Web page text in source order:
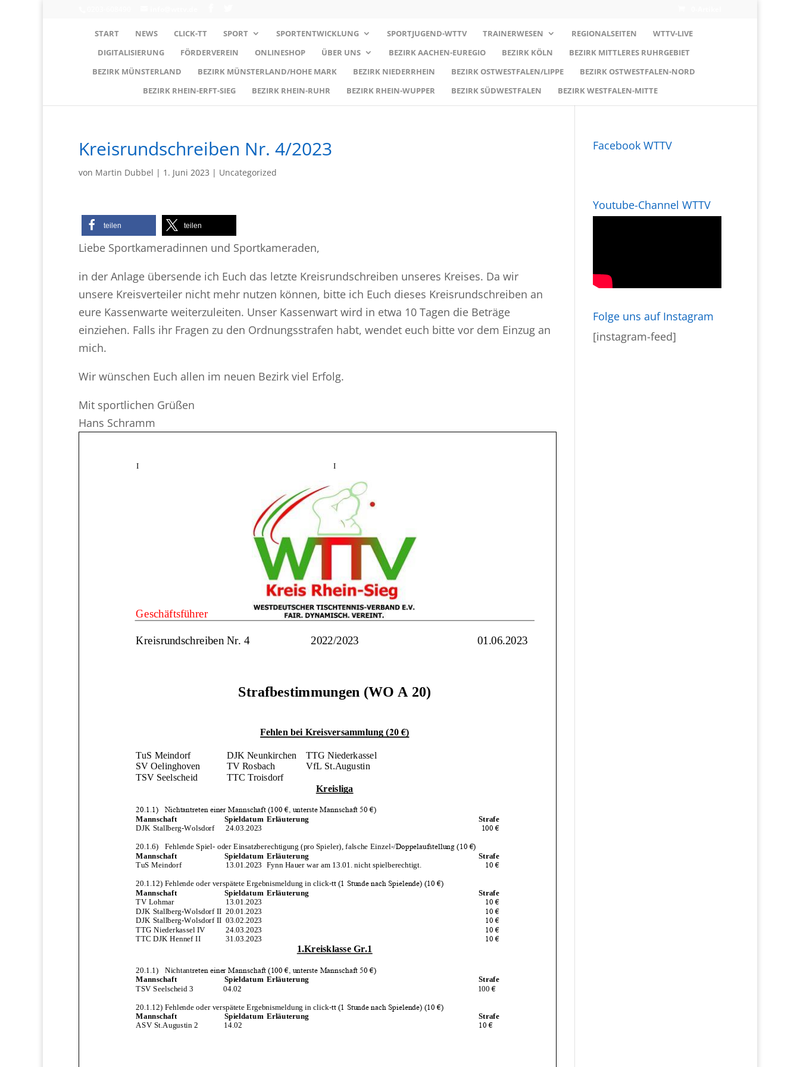
START NEWS CLICK-TT SPORT SPORTENTWICKLUNG SPORTJUGEND-WTTV TRAINERWESEN REGIONALSEITEN
WTTV-LIVE
DIGITALISIERUNG
FÖRDERVEREIN ONLINESHOP ÜBER UNS BEZIRK AACHEN-EUREGIO BEZIRK KÖLN
BEZIRK MITTLERES RUHRGEBIET
BEZIRK MÜNSTERLAND
BEZIRK MÜNSTERLAND/HOHE MARK BEZIRK NIEDERRHEIN BEZIRK OSTWESTFALEN/LIPPE
BEZIRK OSTWESTFALEN-NORD
BEZIRK RHEIN-ERFT-SIEG
BEZIRK RHEIN-RUHR BEZIRK RHEIN-WUPPER BEZIRK SÜDWESTFALEN BEZIRK WESTFALEN-MITTE
Kreisrundschreiben Nr. 4/2023
von Martin Dubbel | 1. Juni 2023 | Uncategorized
teilen teilen
Liebe Sportkameradinnen und Sportkameraden,
in der Anlage übersende ich Euch das letzte Kreisrundschreiben unseres Kreises. Da wir
unsere Kreisverteiler nicht mehr nutzen können, bitte ich Euch dieses Kreisrundschreiben an
eure Kassenwarte weiterzuleiten. Unser Kassenwart wird in etwa 10 Tagen die Beträge
einziehen. Falls ihr Fragen zu den Ordnungsstrafen habt, wendet euch bitte vor dem Einzug an
mich.
Wir wünschen Euch allen im neuen Bezirk viel Erfolg.
Mit sportlichen Grüßen
Hans Schramm
Facebook WTTV
Youtube-Channel WTTV
Folge uns auf Instagram
[instagram-feed]